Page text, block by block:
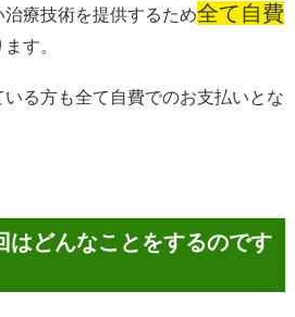
療技術を提供するため全て自費
す。
る方も全て自費でのお支払いとな
はどんなことをするのです